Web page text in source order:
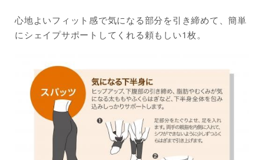
心地よいフィット感で気になる部分を引き締めて、簡単
にシェイプサポートしてくれる頼もしい1枚。